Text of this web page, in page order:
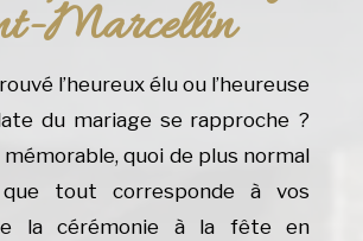
Marcellin
l’heureux élu ou l’heureuse
du mariage se rapproche ?
quoi de plus normal
tout corresponde à vos
la cérémonie à la fête en